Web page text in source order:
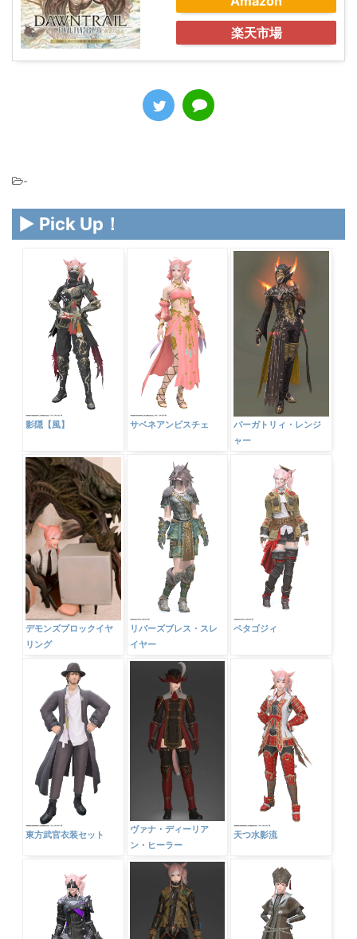
楽天市場
-
▶ Pick Up！
影隠【風】 サベネアンビスチェ
パーガトリィ・レンジ
ャー
デモンズブロックイヤ
リング
リバーズブレス・スレ
イヤー
ペタゴジィ
東方武官衣装セット
ヴァナ・ディーリア
ン・ヒーラー
天つ水影流